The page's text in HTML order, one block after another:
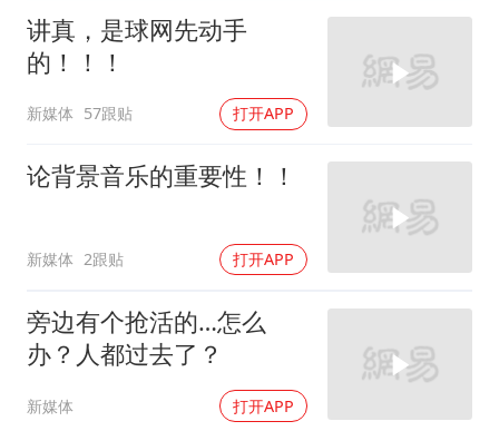
国足U17与阿森纳决赛取消 并列冠军
讲真，是球网先动手
的！！！
新媒体 57跟贴 打开APP
论背景音乐的重要性！！
新媒体 2跟贴 打开APP
旁边有个抢活的…怎么
办？人都过去了？
新媒体 打开APP